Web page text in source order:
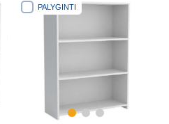
PALYGINTI